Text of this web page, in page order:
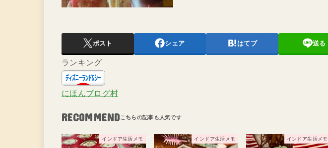
ポスト シェア はてブ 送る
ランキング
にほんブログ村
RECOMMEND
インドア生活メモ インドア生活メモ インドア生活メモ